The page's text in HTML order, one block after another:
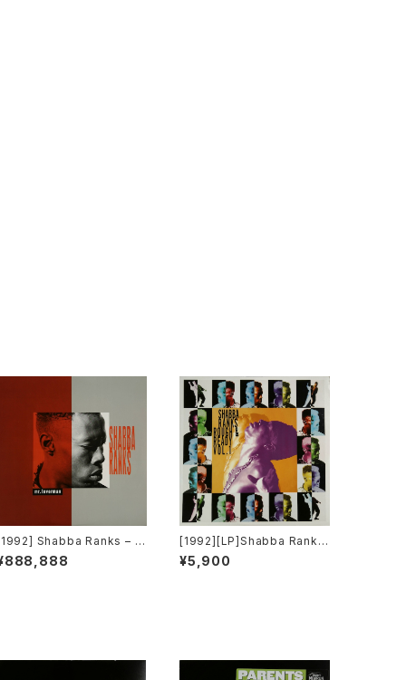
Shabba Ranks – M
Loverman [Epic]
[1992][LP]Shabba Ranks
– Rough & Ready Vol.1 [E
pic]
¥5,900